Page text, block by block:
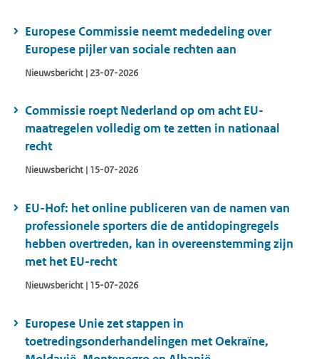
Europese Commissie neemt mededeling over
Europese pijler van sociale rechten aan
Nieuwsbericht | 23-07-2026
Commissie roept Nederland op om acht EU-
maatregelen volledig om te zetten in nationaal
recht
Nieuwsbericht | 15-07-2026
EU-Hof: het online publiceren van de namen van
professionele sporters die de antidopingregels
hebben overtreden, kan in overeenstemming zijn
met het EU-recht
Nieuwsbericht | 15-07-2026
Europese Unie zet stappen in
toetredingsonderhandelingen met Oekraïne,